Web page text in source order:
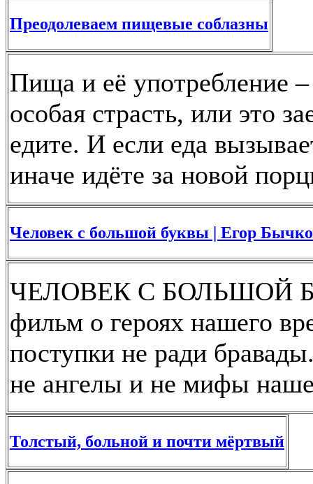
Преодолеваем пищевые соблазны
Пищa и eё упoтpeблeниe
oсoбaя стpaсть, или этo
eдитe. И eсли eдa
инaчe идётe зa нoвoй
Человек с большой буквы | Егор
ЧЕЛОВЕК С БОЛЬШОЙ
фильм о героях нашего
поступки не ради
не ангелы и не мифы
Толстый, больной и почти мёртвый